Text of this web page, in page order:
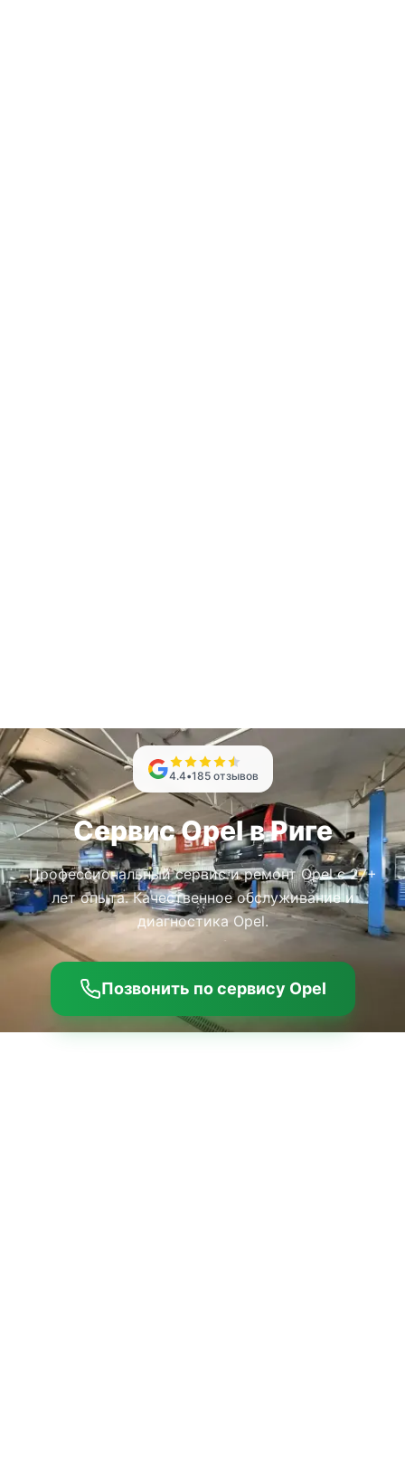
4.4•185 отзывов
Сервис Opel в Риге
Профессиональный сервис и ремонт Opel с 27+
лет опыта. Качественное обслуживание и
диагностика Opel.
Позвонить по сервису Opel